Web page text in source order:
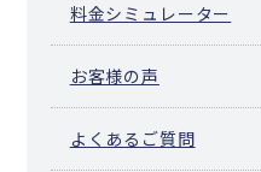
料金シミュレーター
お客様の声
よくあるご質問